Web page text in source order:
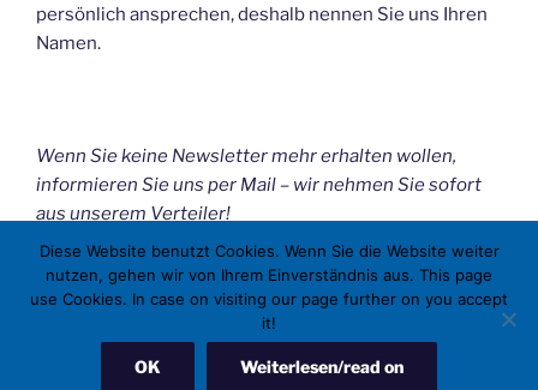
persönlich ansprechen, deshalb nennen Sie uns Ihren
Namen.
Wenn Sie keine Newsletter mehr erhalten wollen,
informieren Sie uns per Mail – wir nehmen Sie sofort
aus unserem Verteiler!
Mit Stolz präsentiert von WordPress
Diese Website benutzt Cookies. Wenn Sie die Website weiter
nutzen, gehen wir von Ihrem Einverständnis aus. This page
use Cookies. In case on visiting our page further on you accept
it!
OK Weiterlesen/read on